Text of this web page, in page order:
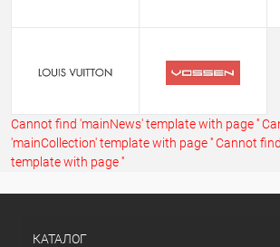
Cannot find 'mainNews' template with page ''
'mainCollection' template with page ''Cannot
template with page ''
КАТАЛОГ